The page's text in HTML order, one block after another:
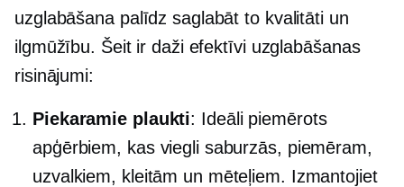
uzglabāšana palīdz saglabāt to kvalitāti un
ilgmūžību. Šeit ir daži efektīvi uzglabāšanas
risinājumi:
Piekaramie plaukti: Ideāli piemērots
apģērbiem, kas viegli saburzās, piemēram,
uzvalkiem, kleitām un mēteļiem. Izmantojiet